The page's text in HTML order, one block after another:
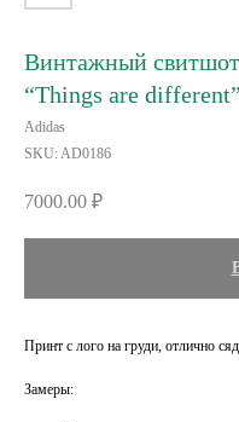
Винтажный
“Things are
Adidas
SKU:AD0186
7000.00 ₽
Принт с лого на груди, отлично
Замеры: